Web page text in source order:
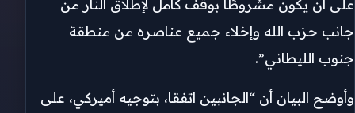
على أن يكون مشروطًا بوقف كامل لإطلاق النار من
جانب حزب الله وإخلاء جميع عناصره من منطقة
جنوب الليطاني”.
وأوضح البيان أن “الجانبين اتفقا، بتوجيه أميركي، على